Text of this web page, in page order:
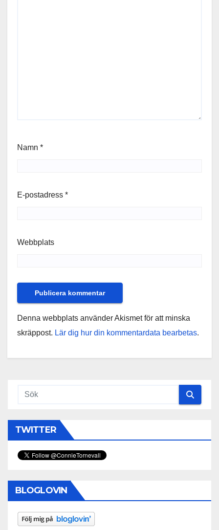
Namn *
E-postadress *
Webbplats
Denna webbplats använder Akismet för att minska
skräppost. Lär dig hur din kommentardata bearbetas.
TWITTER
BLOGLOVIN